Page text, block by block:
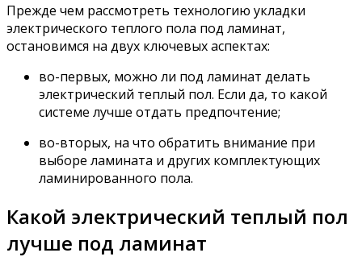
Прежде чем рассмотреть технологию укладки
электрического теплого пола под ламинат,
остановимся на двух ключевых аспектах:
во-первых, можно ли под ламинат делать
электрический теплый пол. Если да, то какой
системе лучше отдать предпочтение;
во-вторых, на что обратить внимание при
выборе ламината и других комплектующих
ламинированного пола.
Какой электрический теплый пол
лучше под ламинат